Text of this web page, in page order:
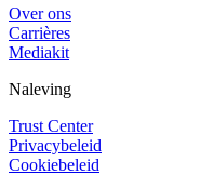
Over ons
Carrières
Mediakit
Naleving
Trust Center
Privacybeleid
Cookiebeleid